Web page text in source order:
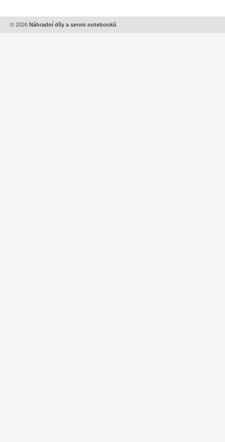
© 2026 Náhradní díly a servis notebooků